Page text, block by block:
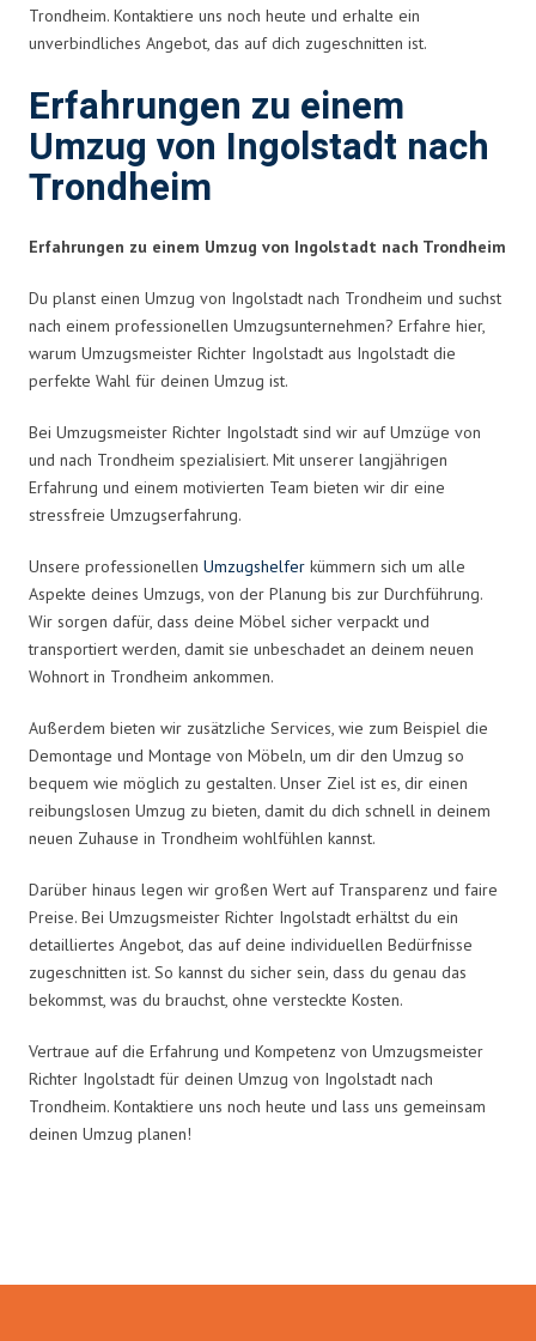
Trondheim. Kontaktiere uns noch heute und erhalte ein
unverbindliches Angebot, das auf dich zugeschnitten ist.
Erfahrungen zu einem
Umzug von Ingolstadt nach
Trondheim
Erfahrungen zu einem Umzug von Ingolstadt nach Trondheim
Du planst einen Umzug von Ingolstadt nach Trondheim und suchst
nach einem professionellen Umzugsunternehmen? Erfahre hier,
warum Umzugsmeister Richter Ingolstadt aus Ingolstadt die
perfekte Wahl für deinen Umzug ist.
Bei Umzugsmeister Richter Ingolstadt sind wir auf Umzüge von
und nach Trondheim spezialisiert. Mit unserer langjährigen
Erfahrung und einem motivierten Team bieten wir dir eine
stressfreie Umzugserfahrung.
Unsere professionellen Umzugshelfer kümmern sich um alle
Aspekte deines Umzugs, von der Planung bis zur Durchführung.
Wir sorgen dafür, dass deine Möbel sicher verpackt und
transportiert werden, damit sie unbeschadet an deinem neuen
Wohnort in Trondheim ankommen.
Außerdem bieten wir zusätzliche Services, wie zum Beispiel die
Demontage und Montage von Möbeln, um dir den Umzug so
bequem wie möglich zu gestalten. Unser Ziel ist es, dir einen
reibungslosen Umzug zu bieten, damit du dich schnell in deinem
neuen Zuhause in Trondheim wohlfühlen kannst.
Darüber hinaus legen wir großen Wert auf Transparenz und faire
Preise. Bei Umzugsmeister Richter Ingolstadt erhältst du ein
detailliertes Angebot, das auf deine individuellen Bedürfnisse
zugeschnitten ist. So kannst du sicher sein, dass du genau das
bekommst, was du brauchst, ohne versteckte Kosten.
Vertraue auf die Erfahrung und Kompetenz von Umzugsmeister
Richter Ingolstadt für deinen Umzug von Ingolstadt nach
Trondheim. Kontaktiere uns noch heute und lass uns gemeinsam
deinen Umzug planen!